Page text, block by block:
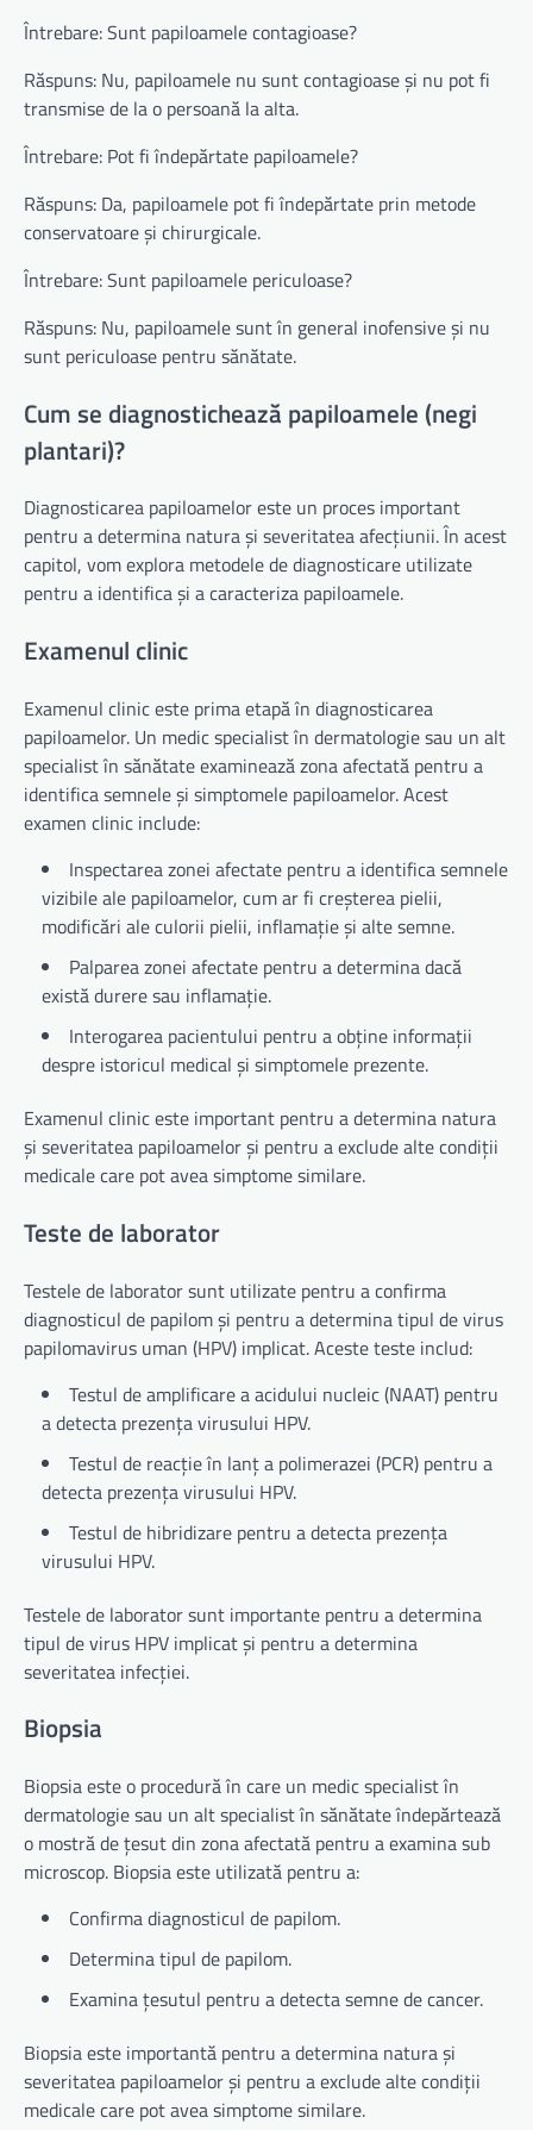
Întrebare: Sunt papiloamele contagioase?
Răspuns: Nu, papiloamele nu sunt contagioase și nu pot fi
transmise de la o persoană la alta.
Întrebare: Pot fi îndepărtate papiloamele?
Răspuns: Da, papiloamele pot fi îndepărtate prin metode
conservatoare și chirurgicale.
Întrebare: Sunt papiloamele periculoase?
Răspuns: Nu, papiloamele sunt în general inofensive și nu
sunt periculoase pentru sănătate.
Cum se diagnostichează papiloamele (negi
plantari)?
Diagnosticarea papiloamelor este un proces important
pentru a determina natura și severitatea afecțiunii. În acest
capitol, vom explora metodele de diagnosticare utilizate
pentru a identifica și a caracteriza papiloamele.
Examenul clinic
Examenul clinic este prima etapă în diagnosticarea
papiloamelor. Un medic specialist în dermatologie sau un alt
specialist în sănătate examinează zona afectată pentru a
identifica semnele și simptomele papiloamelor. Acest
examen clinic include:
Inspectarea zonei afectate pentru a identifica semnele
vizibile ale papiloamelor, cum ar fi creșterea pielii,
modificări ale culorii pielii, inflamație și alte semne.
Palparea zonei afectate pentru a determina dacă
există durere sau inflamație.
Interogarea pacientului pentru a obține informații
despre istoricul medical și simptomele prezente.
Examenul clinic este important pentru a determina natura
și severitatea papiloamelor și pentru a exclude alte condiții
medicale care pot avea simptome similare.
Teste de laborator
Testele de laborator sunt utilizate pentru a confirma
diagnosticul de papilom și pentru a determina tipul de virus
papilomavirus uman (HPV) implicat. Aceste teste includ:
Testul de amplificare a acidului nucleic (NAAT) pentru
a detecta prezența virusului HPV.
Testul de reacție în lanț a polimerazei (PCR) pentru a
detecta prezența virusului HPV.
Testul de hibridizare pentru a detecta prezența
virusului HPV.
Testele de laborator sunt importante pentru a determina
tipul de virus HPV implicat și pentru a determina
severitatea infecției.
Biopsia
Biopsia este o procedură în care un medic specialist în
dermatologie sau un alt specialist în sănătate îndepărtează
o mostră de țesut din zona afectată pentru a examina sub
microscop. Biopsia este utilizată pentru a:
Confirma diagnosticul de papilom.
Determina tipul de papilom.
Examina țesutul pentru a detecta semne de cancer.
Biopsia este importantă pentru a determina natura și
severitatea papiloamelor și pentru a exclude alte condiții
medicale care pot avea simptome similare.